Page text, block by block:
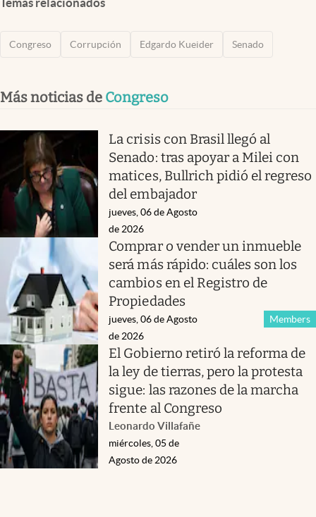
Congreso Corrupción Edgardo Kueider Senado
Más noticias de Congreso
La crisis con Brasil llegó al
Senado: tras apoyar a Milei con
matices, Bullrich pidió el regreso
del embajador
jueves, 06 de Agosto
de 2026
Comprar o vender un inmueble
será más rápido: cuáles son los
cambios en el Registro de
Propiedades
Members
jueves, 06 de Agosto
de 2026
El Gobierno retiró la reforma de
la ley de tierras, pero la protesta
sigue: las razones de la marcha
frente al Congreso
Leonardo Villafañe
miércoles, 05 de
Agosto de 2026